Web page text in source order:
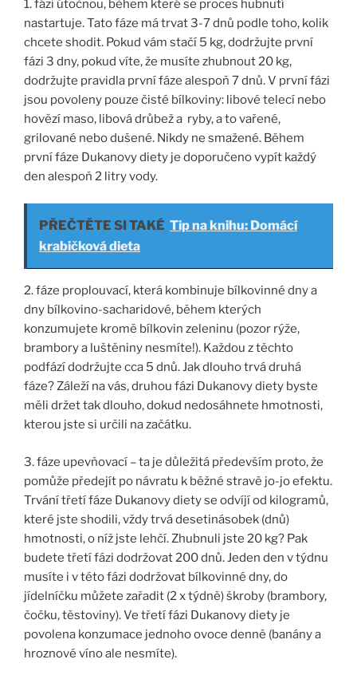
1. fázi útočnou, během které se proces hubnutí
nastartuje. Tato fáze má trvat 3-7 dnů podle toho, kolik
chcete shodit. Pokud vám stačí 5 kg, dodržujte první
fázi 3 dny, pokud víte, že musíte zhubnout 20 kg,
dodržujte pravidla první fáze alespoň 7 dnů. V první fázi
jsou povoleny pouze čisté bílkoviny: libové telecí nebo
hovězí maso, libová drůbež a ryby, a to vařené,
grilované nebo dušené. Nikdy ne smažené. Během
první fáze Dukanovy diety je doporučeno vypít každý
den alespoň 2 litry vody.
PŘEČTĚTE SI TAKÉ Tip na knihu: Domácí
krabičková dieta
2. fáze proplouvací, která kombinuje bílkovinné dny a
dny bílkovino-sacharidové, během kterých
konzumujete kromě bílkovin zeleninu (pozor rýže,
brambory a luštěniny nesmíte!). Každou z těchto
podfází dodržujte cca 5 dnů. Jak dlouho trvá druhá
fáze? Záleží na vás, druhou fázi Dukanovy diety byste
měli držet tak dlouho, dokud nedosáhnete hmotnosti,
kterou jste si určili na začátku.
3. fáze upevňovací – ta je důležitá především proto, že
pomůže předejít po návratu k běžné stravě jo-jo efektu.
Trvání třetí fáze Dukanovy diety se odvíjí od kilogramů,
které jste shodili, vždy trvá desetinásobek (dnů)
hmotnosti, o níž jste lehčí. Zhubnuli jste 20 kg? Pak
budete třetí fázi dodržovat 200 dnů. Jeden den v týdnu
musíte i v této fázi dodržovat bílkovinné dny, do
jídelníčku můžete zařadit (2 x týdně) škroby (brambory,
čočku, těstoviny). Ve třetí fázi Dukanovy diety je
povolena konzumace jednoho ovoce denně (banány a
hroznové víno ale nesmíte).